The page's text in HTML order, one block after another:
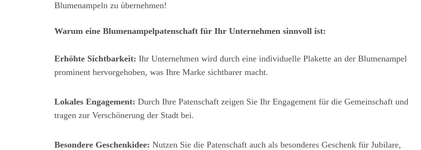
Blumenampeln zu übernehmen!
Warum eine Blumenampelpatenschaft für Ihr Unternehmen sinnvoll ist:
Erhöhte Sichtbarkeit: Ihr Unternehmen wird durch eine individuelle Plakette an der Blumenampel
prominent hervorgehoben, was Ihre Marke sichtbarer macht.
Lokales Engagement: Durch Ihre Patenschaft zeigen Sie Ihr Engagement für die Gemeinschaft und
tragen zur Verschönerung der Stadt bei.
Besondere Geschenkidee: Nutzen Sie die Patenschaft auch als besonderes Geschenk für Jubilare,